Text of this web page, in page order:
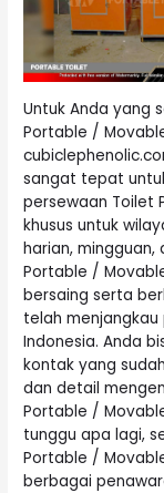
Untuk Anda yang
Portable /
sangat tepat
persewaan Toilet
khusus untuk
harian, mingguan,
Portable /
bersaing serta
telah menjangkau
Indonesia. Anda
kontak yang
dan detail
Portable /
tunggu apa lagi,
Portable /
berbagai